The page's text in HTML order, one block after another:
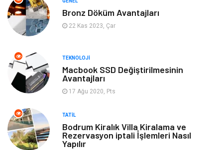
Tekstil Genel Kültür
Turizm Spor Malzemeleri
Hediyelik Eşya
oyun alanları
Blogroll
Bronz Döküm Avantajları
22 Kas 2023, Çar
TEKNOLOJI
Macbook SSD Değiştirilmesinin
Avantajları
17 Ağu 2020, Pts
TATIL
Bodrum Kiralık Villa Kiralama ve
Rezervasyon iptali İşlemleri Nasıl
Yapılır